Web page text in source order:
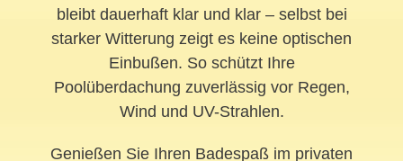
bleibt dauerhaft klar und klar – selbst bei
starker Witterung zeigt es keine optischen
Einbußen. So schützt Ihre
Poolüberdachung zuverlässig vor Regen,
Wind und UV-Strahlen.
Genießen Sie Ihren Badespaß im privaten